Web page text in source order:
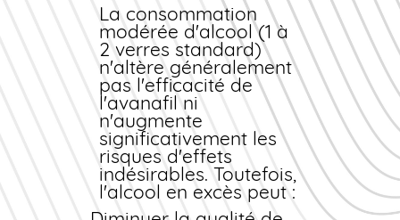
La consommation
modérée d'alcool (1 à
2 verres standard)
n'altère généralement
pas l'efficacité de
l'avanafil ni
n'augmente
significativement les
risques d'effets
indésirables. Toutefois,
l'alcool en excès peut :